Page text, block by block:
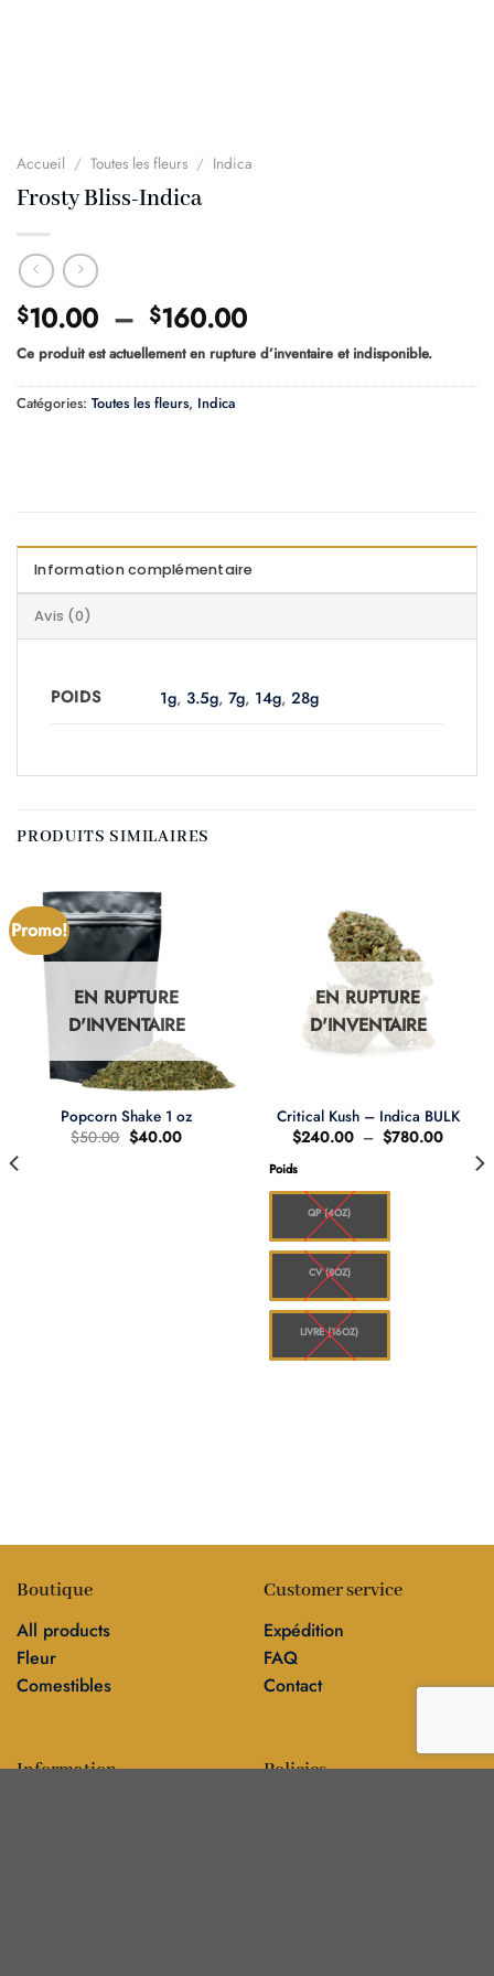
Accueil / Toutes les fleurs / Indica
Frosty Bliss-Indica
$10.00 – $160.00Plage
de
prix :
$10.00
Ce produit est actuellement en rupture d’inventaire et indisponible.
Catégories: Toutes les fleurs, Indica
Information complémentaire
Avis (0)
POIDS 1g,3.5g,7g, 14g,28g
PRODUITS SIMILAIRES
Promo!
EN RUPTURE
D'INVENTAIRE
Popcorn Shake 1 oz
$50.00 Le
prix
$40.00Le
EN RUPTURE
D'INVENTAIRE
Critical Kush – Indica BULK
$240.00 – $780.00Plage
prix :
Poids
QP (4OZ)
CV (8OZ)
LIVRE (16OZ)
Boutique
All products
Fleur
Comestibles
Customer service
Expédition
FAQ
Contact
Information Policies